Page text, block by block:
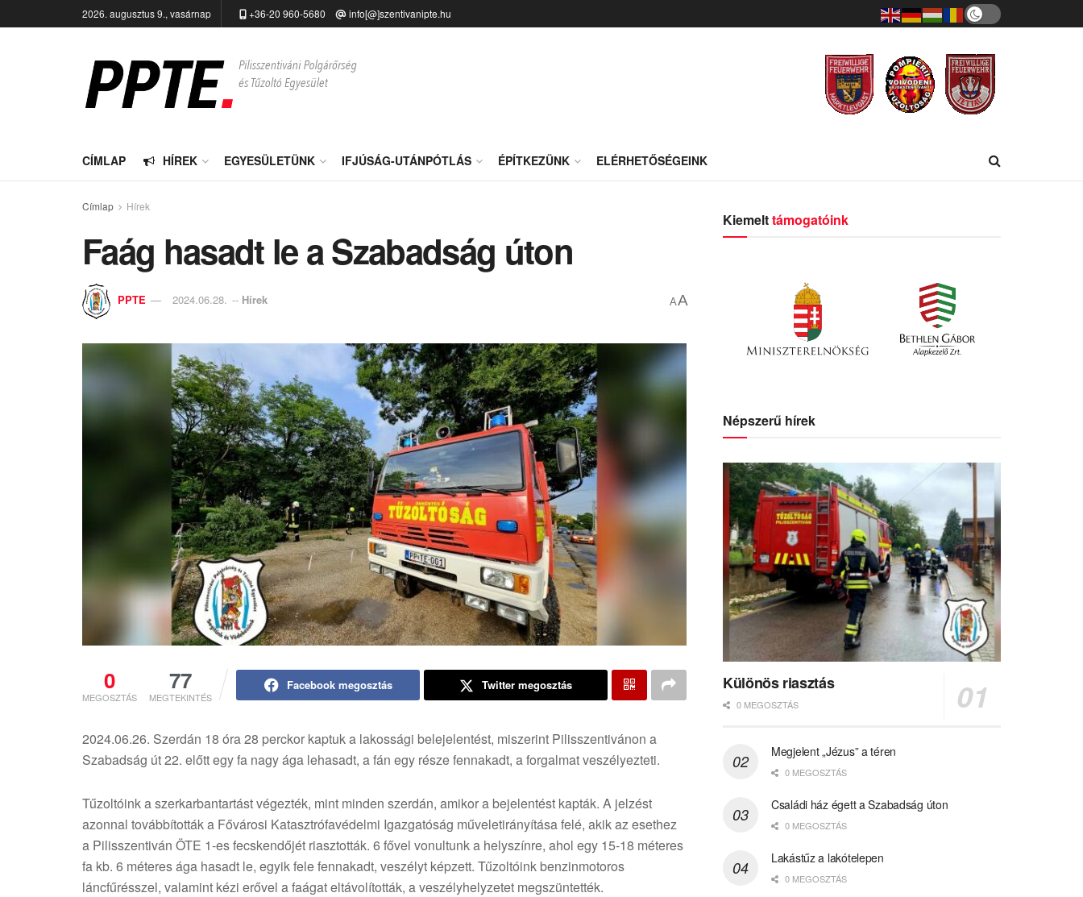
2026. augusztus 9., vasárnap +36-20 960-5680 info[@]szentivanipte.hu
CÍMLAP HÍREK EGYESÜLETÜNK IFJÚSÁG-UTÁNPÓTLÁS ÉPÍTKEZÜNK ELÉRHETŐSÉGEINK
Címlap Hírek
Faág hasadt le a Szabadság úton
PPTE 2024.06.28. -- Hírek AA
0
MEGOSZTÁS
77
MEGTEKINTÉS
Facebook megosztás Twitter megosztás
2024.06.26. Szerdán 18 óra 28 perckor kaptuk a lakossági belejelentést, miszerint Pilisszentivánon a
Szabadság út 22. előtt egy fa nagy ága lehasadt, a fán egy része fennakadt, a forgalmat veszélyezteti.
Tűzoltóink a szerkarbantartást végezték, mint minden szerdán, amikor a bejelentést kapták. A jelzést
azonnal továbbították a Fővárosi Katasztrófavédelmi Igazgatóság műveletirányítása felé, akik az esethez
a Pilisszentiván ÖTE 1-es fecskendőjét riasztották. 6 fővel vonultunk a helyszínre, ahol egy 15-18 méteres
fa kb. 6 méteres ága hasadt le, egyik fele fennakadt, veszélyt képzett. Tűzoltóink benzinmotoros
láncfűrésszel, valamint kézi erővel a faágat eltávolították, a veszélyhelyzetet megszüntették.
Kiemelttámogatóink
Népszerű hírek
Különös riasztás
0 MEGOSZTÁS
Megjelent „Jézus” a téren
0 MEGOSZTÁS
Családi ház égett a Szabadság úton
0 MEGOSZTÁS
Lakástűz a lakótelepen
0 MEGOSZTÁS